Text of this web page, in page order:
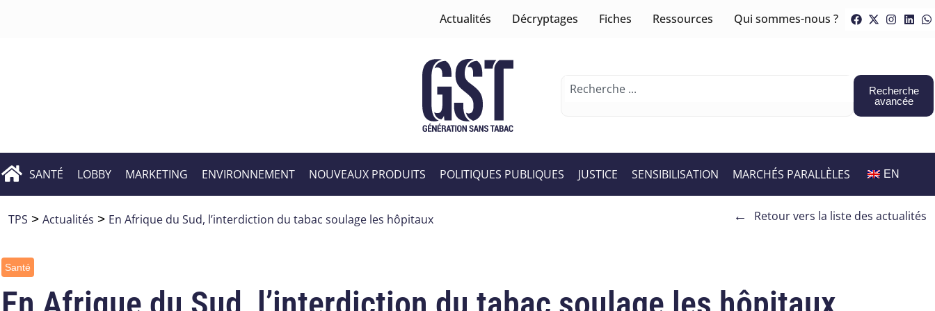
Actualités Décryptages Fiches Ressources Qui sommes-nous ?
Recherche
avancée
SANTÉ LOBBY MARKETING ENVIRONNEMENT NOUVEAUX PRODUITS POLITIQUES PUBLIQUES JUSTICE SENSIBILISATION MARCHÉS PARALLÈLES EN
TPS > Actualités > En Afrique du Sud, l’interdiction du tabac soulage les hôpitaux ← Retour vers la liste des actualités
Santé